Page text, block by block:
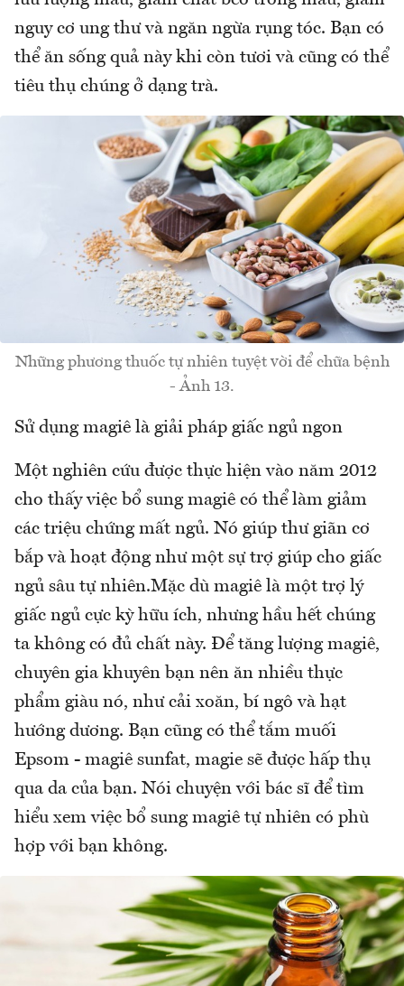
nguy cơ ung thư và ngăn ngừa rụng tóc. Bạn có
thể ăn sống quả này khi còn tươi và cũng có thể
tiêu thụ chúng ở dạng trà.
Những phương thuốc tự nhiên tuyệt vời để chữa bệnh
- Ảnh 13.
Sử dụng magiê là giải pháp giấc ngủ ngon
Một nghiên cứu được thực hiện vào năm 2012
cho thấy việc bổ sung magiê có thể làm giảm
các triệu chứng mất ngủ. Nó giúp thư giãn cơ
bắp và hoạt động như một sự trợ giúp cho giấc
ngủ sâu tự nhiên.Mặc dù magiê là một trợ lý
giấc ngủ cực kỳ hữu ích, nhưng hầu hết chúng
ta không có đủ chất này. Để tăng lượng magiê,
chuyên gia khuyên bạn nên ăn nhiều thực
phẩm giàu nó, như cải xoăn, bí ngô và hạt
hướng dương. Bạn cũng có thể tắm muối
Epsom - magiê sunfat, magie sẽ được hấp thụ
qua da của bạn. Nói chuyện với bác sĩ để tìm
hiểu xem việc bổ sung magiê tự nhiên có phù
hợp với bạn không.